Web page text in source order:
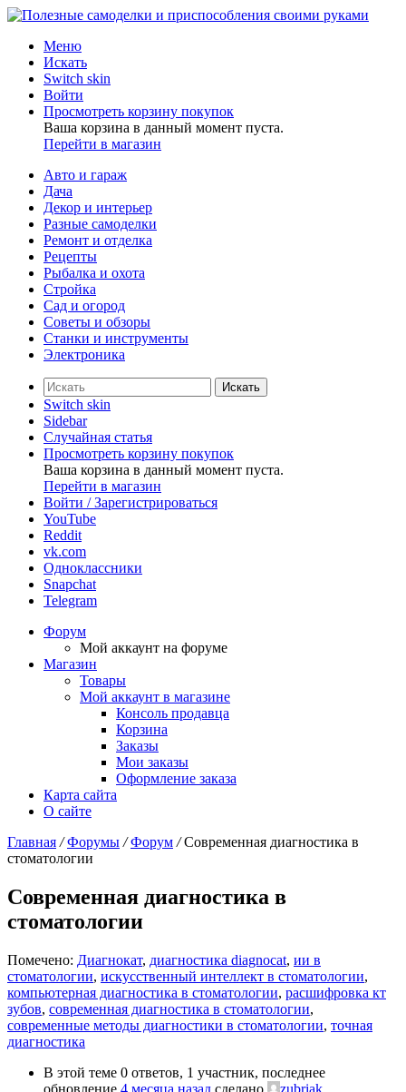
Меню
Искать
Switch skin
Войти
Просмотреть корзину покупок
Ваша корзина в данный момент пуста.
Перейти в магазин
Авто и гараж
Дача
Декор и интерьер
Разные самоделки
Ремонт и отделка
Рецепты
Рыбалка и охота
Стройка
Сад и огород
Советы и обзоры
Станки и инструменты
Электроника
Искать
Switch skin
Sidebar
Случайная статья
Просмотреть корзину покупок
Ваша корзина в данный момент пуста.
Перейти в магазин
Войти / Зарегистрироваться
YouTube
Reddit
vk.com
Одноклассники
Snapchat
Telegram
Форум
Мой аккаунт на форуме
Магазин
Товары
Мой аккаунт в магазине
Консоль продавца
Корзина
Заказы
Мои заказы
Оформление заказа
Карта сайта
О сайте
Главная / Форумы / Форум / Современная диагностика в
стоматологии
Современная диагностика в
стоматологии
Помечено: Диагнокат, диагностика diagnocat, ии в
стоматологии, искусственный интеллект в стоматологии,
компьютерная диагностика в стоматологии, расшифровка кт
зубов, современная диагностика в стоматологии,
современные методы диагностики в стоматологии, точная
диагностика
В этой теме 0 ответов, 1 участник, последнее
обновление 4 месяца назад сделано zubriak.